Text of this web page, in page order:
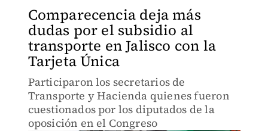
Comparecencia deja más
dudas por el subsidio al
transporte en Jalisco con la
Tarjeta Única
Participaron los secretarios de
Transporte y Hacienda quienes fueron
cuestionados por los diputados de la
oposición en el Congreso